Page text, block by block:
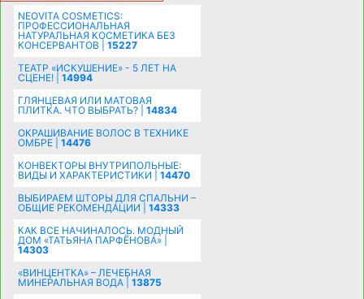
NEOVITA COSMETICS:
ПРОФЕССИОНАЛЬНАЯ
НАТУРАЛЬНАЯ КОСМЕТИКА БЕЗ
КОНСЕРВАНТОВ | 15227
ТЕАТР «ИСКУШЕНИЕ» - 5 ЛЕТ НА
СЦЕНЕ! | 14994
ГЛЯНЦЕВАЯ ИЛИ МАТОВАЯ
ПЛИТКА. ЧТО ВЫБРАТЬ? | 14834
ОКРАШИВАНИЕ ВОЛОС В ТЕХНИКЕ
ОМБРЕ | 14476
КОНВЕКТОРЫ ВНУТРИПОЛЬНЫЕ:
ВИДЫ И ХАРАКТЕРИСТИКИ | 14470
ВЫБИРАЕМ ШТОРЫ ДЛЯ СПАЛЬНИ –
ОБЩИЕ РЕКОМЕНДАЦИИ | 14333
КАК ВСЕ НАЧИНАЛОСЬ. МОДНЫЙ
ДОМ «ТАТЬЯНА ПАРФЁНОВА» |
14303
«ВИНЦЕНТКА» – ЛЕЧЕБНАЯ
МИНЕРАЛЬНАЯ ВОДА | 13875